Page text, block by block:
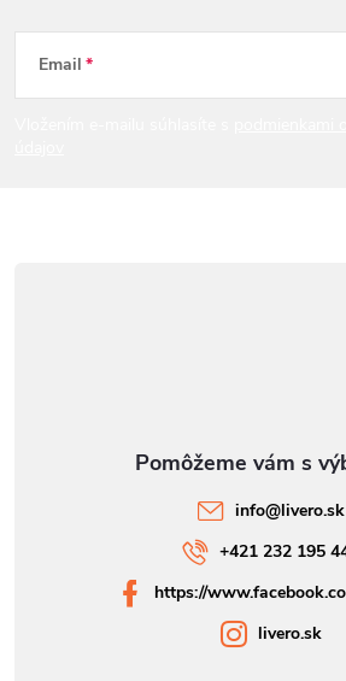
ä
Email
info@livero.sk
+421 232 195
https://
livero.sk